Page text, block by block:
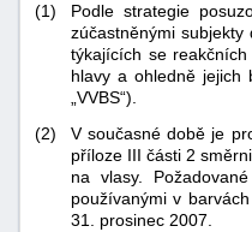
(1)
Podle strategie
zúčastněnými
týkajících se
hlavy a ohledně jejich
„VVBS“).
(2)
V současné době je
příloze III části 2
na vlasy.
používanými v
31. prosinec 2007.